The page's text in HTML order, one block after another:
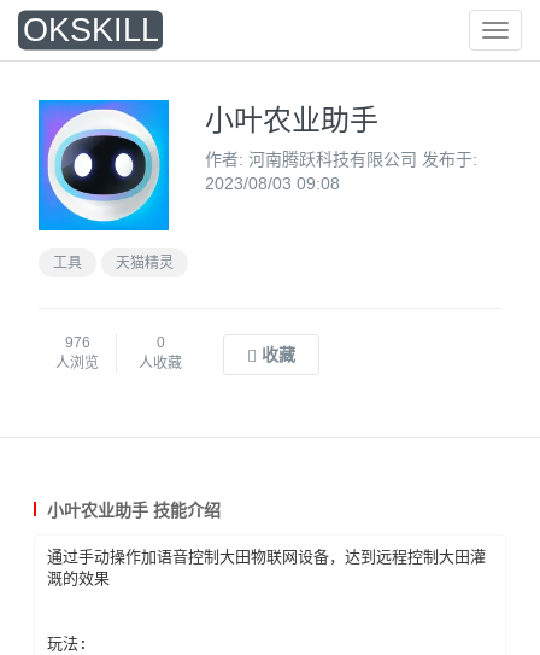
菜
单
OKSKILL
小叶农业助手
作者: 河南腾跃科技有限公司 发布于:
2023/08/03 09:08
工具 天猫精灵
976
人浏览
0
人收藏
收藏
小叶农业助手 技能介绍
通过手动操作加语音控制大田物联网设备，达到远程控制大田灌
溉的效果
玩法: